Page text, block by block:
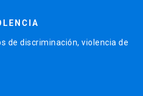
de discriminación, violencia de